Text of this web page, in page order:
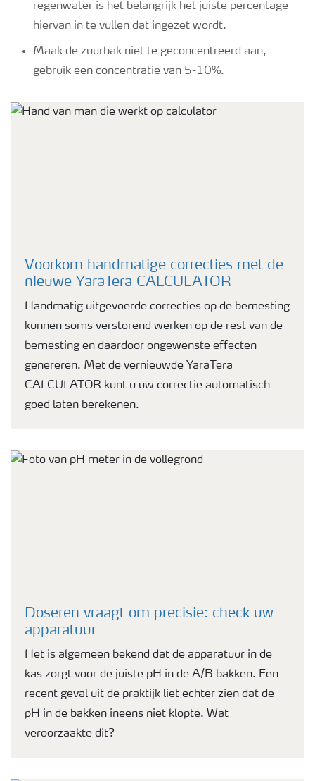
regenwater is het belangrijk het juiste percentage
hiervan in te vullen dat ingezet wordt.
Maak de zuurbak niet te geconcentreerd aan,
gebruik een concentratie van 5-10%.
Voorkom handmatige correcties met de
nieuwe YaraTera CALCULATOR
Handmatig uitgevoerde correcties op de bemesting
kunnen soms verstorend werken op de rest van de
bemesting en daardoor ongewenste effecten
genereren. Met de vernieuwde YaraTera
CALCULATOR kunt u uw correctie automatisch
goed laten berekenen.
Doseren vraagt om precisie: check uw
apparatuur
Het is algemeen bekend dat de apparatuur in de
kas zorgt voor de juiste pH in de A/B bakken. Een
recent geval uit de praktijk liet echter zien dat de
pH in de bakken ineens niet klopte. Wat
veroorzaakte dit?